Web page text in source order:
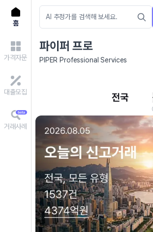
홈
가격자문
대출모집
거래사례
파이퍼 프로
PIPER Professional Services